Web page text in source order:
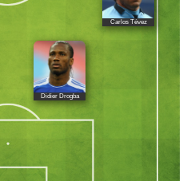
Carlos Tévez
Didier Drogba